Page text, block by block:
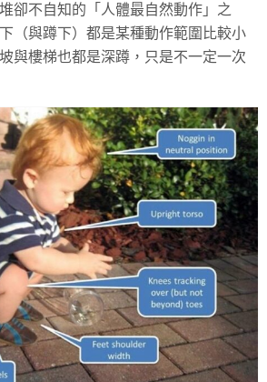
卻不自知的「人體最自然動作」之
（與蹲下）都是某種動作範圍比較小
與樓梯也都是深蹲，只是不一定一次